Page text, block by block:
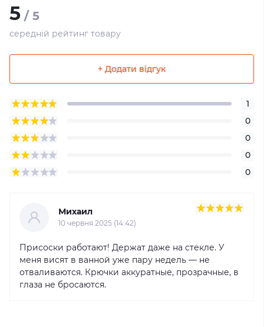
5 / 5
середній рейтинг товару
+ Додати відгук
1
0
0
0
0
Михаил
10 червня 2025 (14:42)
Присоски работают! Держат даже на стекле. У
меня висят в ванной уже пару недель — не
отваливаются. Крючки аккуратные, прозрачные, в
глаза не бросаются.